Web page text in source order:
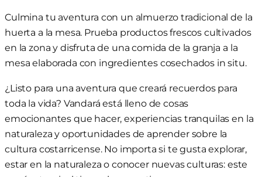
Culmina tu aventura con un almuerzo tradicional de la
huerta a la mesa. Prueba productos frescos cultivados
en la zona y disfruta de una comida de la granja a la
mesa elaborada con ingredientes cosechados in situ.
¿Listo para una aventura que creará recuerdos para
toda la vida? Vandará está lleno de cosas
emocionantes que hacer, experiencias tranquilas en la
naturaleza y oportunidades de aprender sobre la
cultura costarricense. No importa si te gusta explorar,
estar en la naturaleza o conocer nuevas culturas: este